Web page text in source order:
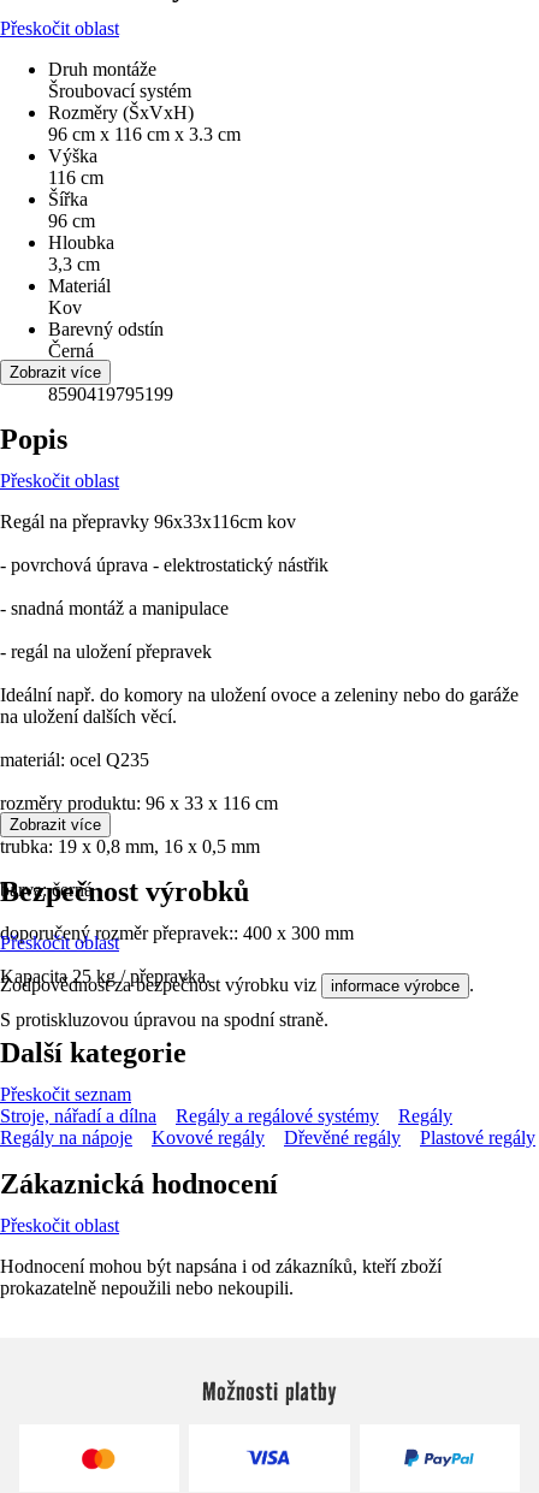
Přeskočit oblast
Druh montáže
Šroubovací systém
Rozměry (ŠxVxH)
96 cm x 116 cm x 3.3 cm
Výška
116 cm
Šířka
96 cm
Hloubka
3,3 cm
Materiál
Kov
Barevný odstín
Černá
EAN
8590419795199
Zobrazit více
Popis
Přeskočit oblast
Regál na přepravky 96x33x116cm kov
- povrchová úprava - elektrostatický nástřik
- snadná montáž a manipulace
- regál na uložení přepravek
Ideální např. do komory na uložení ovoce a zeleniny nebo do garáže
na uložení dalších věcí.
materiál: ocel Q235
rozměry produktu: 96 x 33 x 116 cm
trubka: 19 x 0,8 mm, 16 x 0,5 mm
barva: černá
doporučený rozměr přepravek:: 400 x 300 mm
Kapacita 25 kg / přepravka.
S protiskluzovou úpravou na spodní straně.
Zobrazit více
Bezpečnost výrobků
Přeskočit oblast
Zodpovědnost za bezpečnost výrobku viz informace výrobce .
Další kategorie
Přeskočit seznam
Stroje, nářadí a dílna
Regály a regálové systémy
Regály
Regály na nápoje
Kovové regály Dřevěné regály Plastové regály
Zákaznická hodnocení
Přeskočit oblast
Hodnocení mohou být napsána i od zákazníků, kteří zboží
prokazatelně nepoužili nebo nekoupili.
Možnosti platby